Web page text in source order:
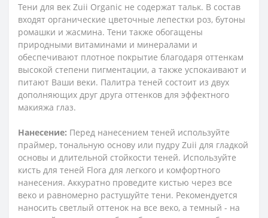
Тени для век Zuii Organic не содержат тальк. В состав
входят органические цветочные лепестки роз, бутоны
ромашки и жасмина. Тени также обогащены
природными витаминами и минералами и
обеспечивают плотное покрытие благодаря оттенкам
высокой степени пигментации, а также успокаивают и
питают Ваши веки. Палитра теней состоит из двух
дополняющих друг друга оттенков для эффектного
макияжа глаз.
Нанесение: Перед нанесением теней используйте
праймер, тональную основу или пудру Zuii для гладкой
основы и длительной стойкости теней. Используйте
кисть для теней Flora для легкого и комфортного
нанесения. Аккуратно проведите кистью через все
веко и равномерно растушуйте тени. Рекомендуется
наносить светлый оттенок на все веко, а темный - на